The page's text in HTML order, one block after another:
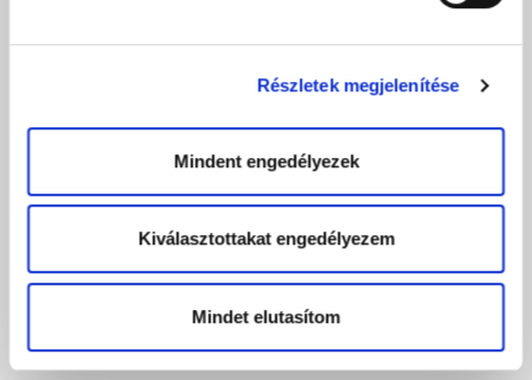
Részletek megjelenítése
Mindent engedélyezek
Kiválasztottakat engedélyezem
Mindet elutasítom